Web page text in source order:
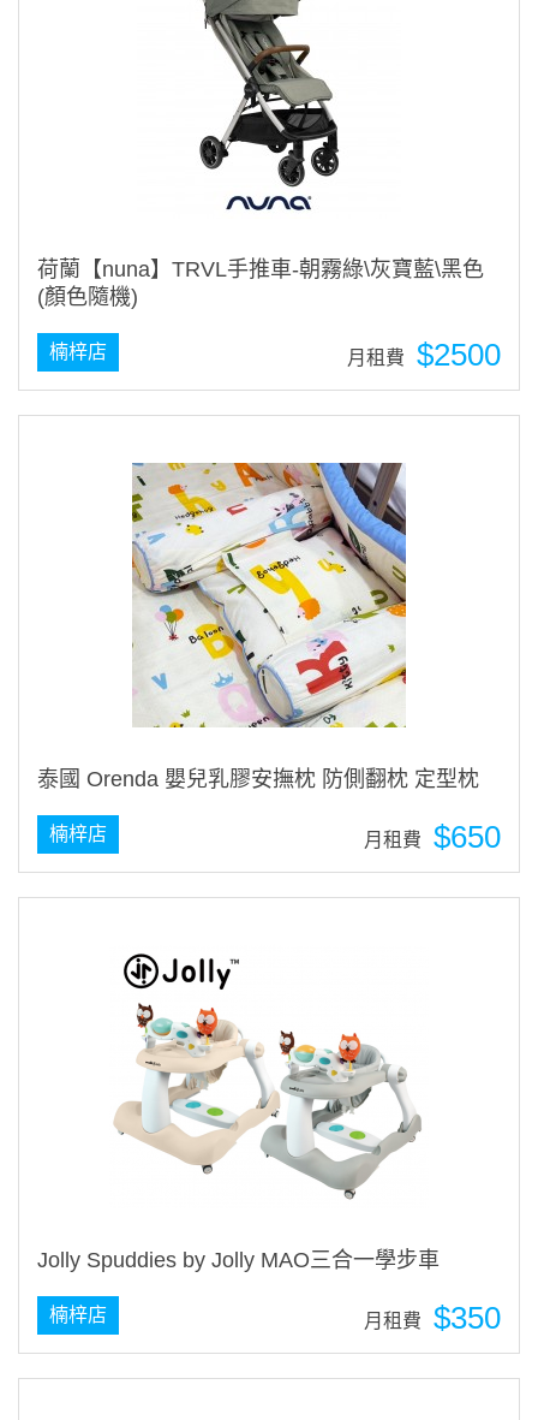
荷蘭【nuna】TRVL手推車-朝霧綠\灰寶藍\黑色
(顏色隨機)
$2500
月租費
楠梓店
泰國 Orenda 嬰兒乳膠安撫枕 防側翻枕 定型枕
$650
月租費
楠梓店
Jolly Spuddies by Jolly MAO三合一學步車
$350
月租費
楠梓店